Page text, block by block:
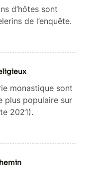
d’hôtes sont
de l’enquête.
monastique sont
plus populaire sur
2021).